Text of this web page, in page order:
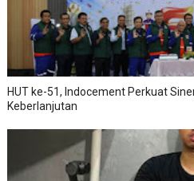
HUT ke-51, Indocement Perkuat
Keberlanjutan